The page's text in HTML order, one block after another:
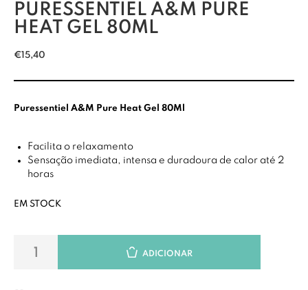
PURESSENTIEL A&M PURE
HEAT GEL 80ML
€15,40
Puressentiel A&M Pure Heat Gel 80Ml
Facilita o relaxamento
Sensação imediata, intensa e duradoura de calor até 2
horas
EM STOCK
ADICIONAR